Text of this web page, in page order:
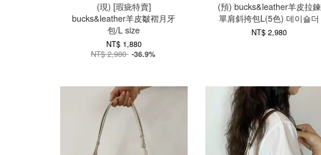
(現) [瑕疵特賣]
bucks&leather羊皮皺褶月牙
包/L size
NT$ 1,880
NT$ 2,980 -36.9%
(預) bucks&leather羊皮拉鍊
單肩斜挎包L(5色) 데이숄더
NT$ 2,980